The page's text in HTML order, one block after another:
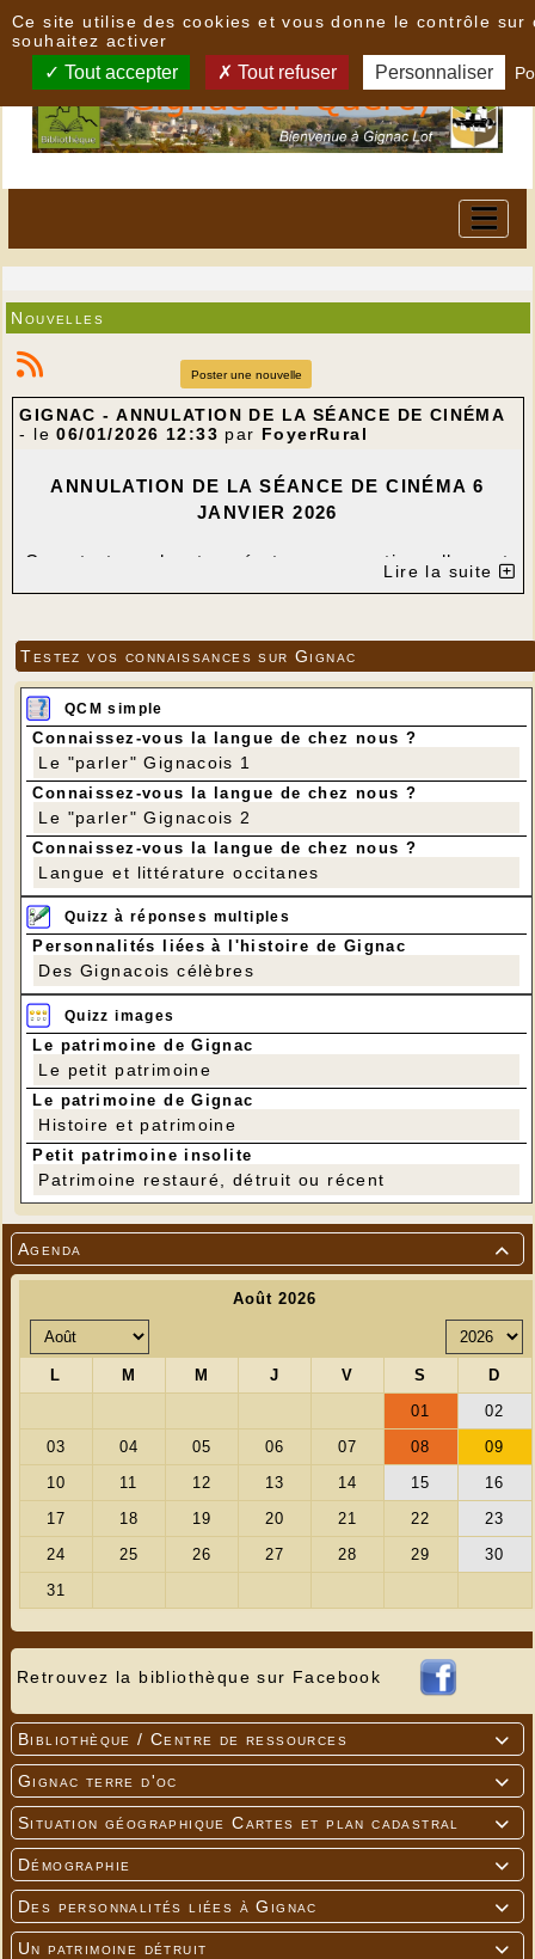

Agenda
Retrouvez la bibliothèque sur Facebook

Bibliothèque / Centre de ressources

Gignac terre d'oc

Situation géographique Cartes et plan cadastral

Démographie

Des personnalités liées à Gignac

Un patrimoine détruit
Nouvelles
Poster une nouvelle
GIGNAC - ANNULATION DE LA SÉANCE DE CINÉMA
- le06/01/2026 12:33 par FoyerRural
ANNULATION DE LA S ÉANCE DECIN É MA 6
JANVIER 2026
Compte tenu des températures exceptionnellement
projection du film “Cervantès avant Don Quichotte”
prévue initialementmardi 6 janvier à 20h30.
Lire la suite
Testez vos connaissances sur Gignac
QCM simple
Connaissez-vous la langue de chez nous ?
Le "parler" Gignacois 1
Connaissez-vous la langue de chez nous ?
Le "parler" Gignacois 2
Connaissez-vous la langue de chez nous ?
Langue et littérature occitanes
Quizz à réponses multiples
Personnalités liées à l'histoire de Gignac
Des Gignacois célèbres
Quizz images
Le patrimoine de Gignac
Le petit patrimoine
Le patrimoine de Gignac
Histoire et patrimoine
Petit patrimoine insolite
Patrimoine restauré, détruit ou récent
Ce site utilise des cookies et vous donne le contrôle sur
souhaitez activer
Tout accepter Tout refuser Personnaliser